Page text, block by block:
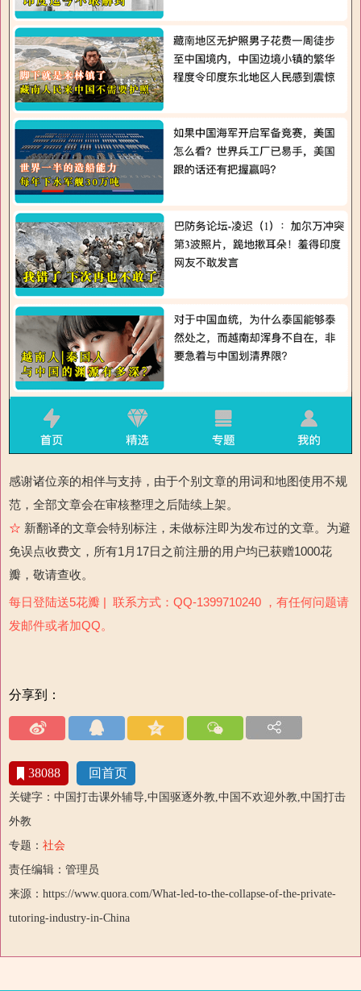
感谢诸位亲的相伴与支持，由于个别文章的用词和地图使用不规
范，全部文章会在审核整理之后陆续上架。
☆ 新翻译的文章会特别标注，未做标注即为发布过的文章。为避
免误点收费文，所有1月17日之前注册的用户均已获赠1000花
瓣，敬请查收。
每日登陆送5花瓣 | 联系方式：QQ-1399710240 ，有任何问题请
发邮件或者加QQ。
分享到：
38088 回首页
关键字：中国打击课外辅导,中国驱逐外教,中国不欢迎外教,中国打击
外教
专题： 社会
责任编辑：管理员
来源：https://www.quora.com/What-led-to-the-collapse-of-the-private-
tutoring-industry-in-China